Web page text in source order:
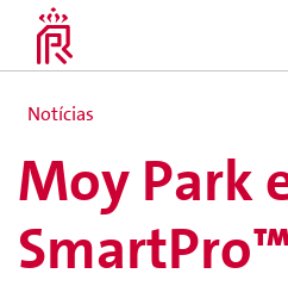
Notícias
Moy Park